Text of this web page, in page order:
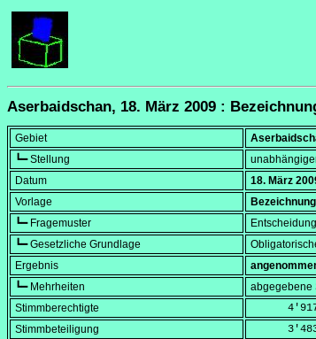
Aserbaidschan, 18. März 2009 :
Gebiet
┗━ Stellung
Datum
18. März
Vorlage
┗━ Fragemuster
┗━ Gesetzliche Grundlage
Ergebnis
┗━ Mehrheiten
abgegebene
Stimmberechtigte
Stimmbeteiligung